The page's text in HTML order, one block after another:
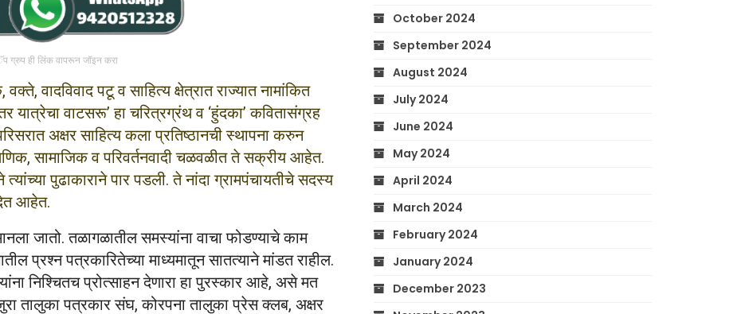
ग्रुप ही लिंक वापरून जॉइन करा
वादविवाद पटू व साहित्य क्षेत्रात राज्यात नामांकित
वाटसरू’ हा चरित्रग्रंथ व ‘हुंदका’ कवितासंग्रह
अक्षर साहित्य कला प्रतिष्ठानची स्थापना करुन
सामाजिक व परिवर्तनवादी चळवळीत ते सक्रीय आहेत.
पुढाकाराने पार पडली. ते नांदा ग्रामपंचायतीचे सदस्य
देत आहेत.
जातो. तळागळातील समस्यांना वाचा फोडण्याचे काम
प्रश्न पत्रकारितेच्या माध्यमातून सातत्याने मांडत राहील.
निश्चितच प्रोत्साहन देणारा हा पुरस्कार आहे, असे मत
तालुका पत्रकार संघ, कोरपना तालुका प्रेस क्लब, अक्षर
October 2024
September 2024
August 2024
July 2024
June 2024
May 2024
April 2024
March 2024
February 2024
January 2024
December 2023